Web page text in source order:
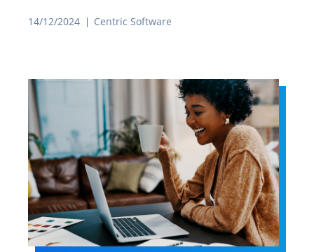
14/12/2024 Centric Software